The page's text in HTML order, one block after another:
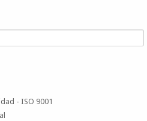
- ISO 9001